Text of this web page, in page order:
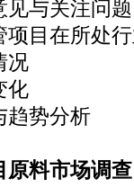
与关注问题
目在所处行
况
化
势分析
原料市场调查